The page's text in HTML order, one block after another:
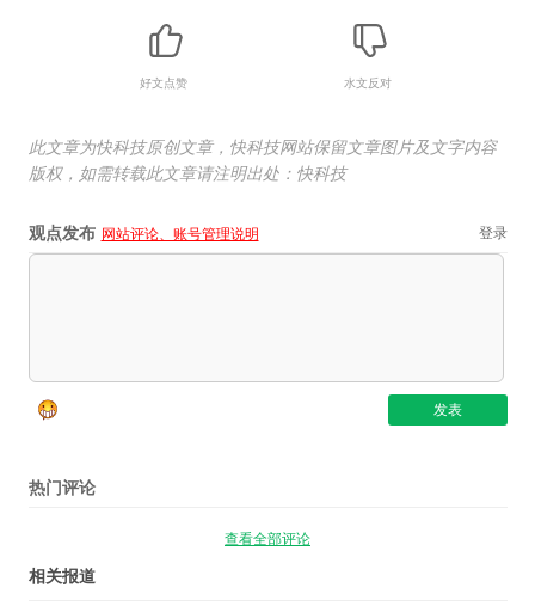
好文点赞 水文反对
此文章为快科技原创文章，快科技网站保留文章图片及文字内容
版权，如需转载此文章请注明出处：快科技
观点发布 网站评论、账号管理说明 登录
热门评论
查看全部评论
相关报道